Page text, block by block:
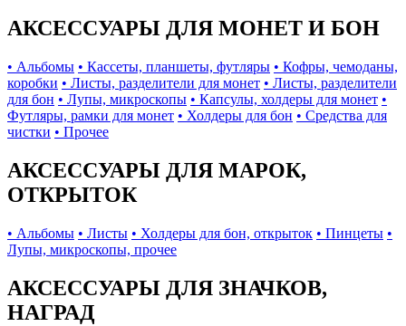
АКСЕССУАРЫ ДЛЯ МОНЕТ И БОН
• Альбомы • Кассеты, планшеты, футляры • Кофры, чемоданы,
коробки • Листы, разделители для монет • Листы, разделители
для бон • Лупы, микроскопы • Капсулы, холдеры для монет •
Футляры, рамки для монет • Холдеры для бон • Средства для
чистки • Прочее
АКСЕССУАРЫ ДЛЯ МАРОК,
ОТКРЫТОК
• Альбомы • Листы • Холдеры для бон, открыток • Пинцеты •
Лупы, микроскопы, прочее
АКСЕССУАРЫ ДЛЯ ЗНАЧКОВ,
НАГРАД